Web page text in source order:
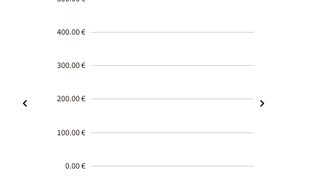
400.00 €
300.00 €
200.00 €
100.00 €
0.00 €